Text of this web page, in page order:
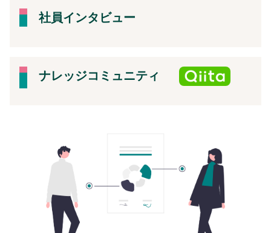
社員インタビュー
ナレッジコミュニティ